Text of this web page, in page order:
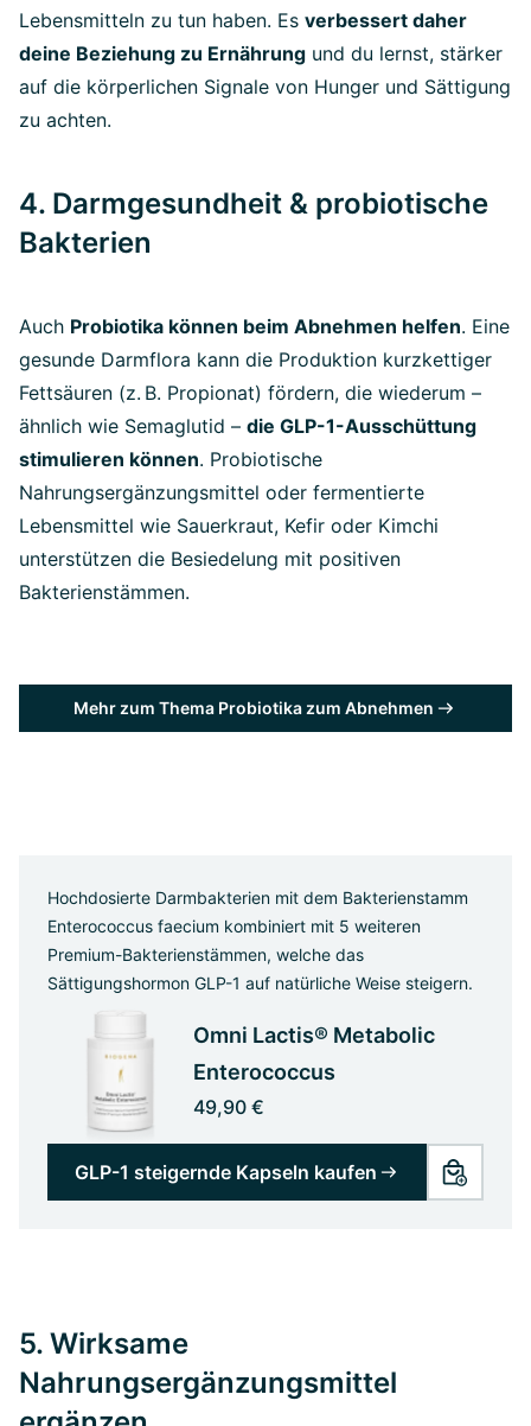
Lebensmitteln zu tun haben. Es verbessert daher
deine Beziehung zu Ernährung und du lernst, stärker
auf die körperlichen Signale von Hunger und Sättigung
zu achten.
4. Darmgesundheit & probiotische
Bakterien
Auch Probiotika können beim Abnehmen helfen. Eine
gesunde Darmflora kann die Produktion kurzkettiger
Fettsäuren (z. B. Propionat) fördern, die wiederum –
ähnlich wie Semaglutid – die GLP-1-Ausschüttung
stimulieren können. Probiotische
Nahrungsergänzungsmittel oder fermentierte
Lebensmittel wie Sauerkraut, Kefir oder Kimchi
unterstützen die Besiedelung mit positiven
Bakterienstämmen.
Mehr zum Thema Probiotika zum Abnehmen
Hochdosierte Darmbakterien mit dem Bakterienstamm
Enterococcus faecium kombiniert mit 5 weiteren
Premium-Bakterienstämmen, welche das
Sättigungshormon GLP-1 auf natürliche Weise steigern.
Omni Lactis® Metabolic
Enterococcus
49,90 €
GLP-1 steigernde Kapseln kaufen
5. Wirksame
Nahrungsergänzungsmittel